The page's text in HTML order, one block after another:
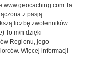
Ta
z pasją
liczbę zwolenników
To m/n dzięki
Regionu, jego
Więcej informacji